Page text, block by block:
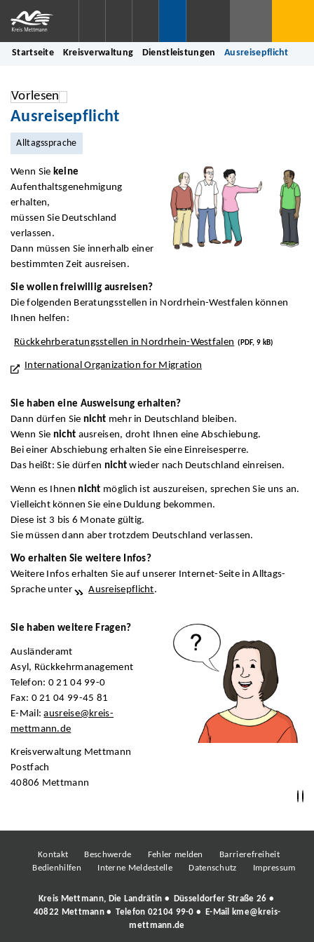
Startseite Kreisverwaltung Dienstleistungen Ausreisepflicht
Vorlesen
Ausreisepflicht
Alltagssprache
Wenn Sie keine
Aufenthaltsgenehmigung
erhalten,
müssen Sie Deutschland
verlassen.
Dann müssen Sie innerhalb einer
bestimmten Zeit ausreisen.
Sie wollen freiwillig ausreisen?
Die folgenden Beratungsstellen in Nordrhein-Westfalen können
Ihnen helfen:
Rückkehrberatungsstellen in Nordrhein-Westfalen (PDF, 9 kB)
International Organization for Migration
Sie haben eine Ausweisung erhalten?
Dann dürfen Sie nicht mehr in Deutschland bleiben.
Wenn Sie nicht ausreisen, droht Ihnen eine Abschiebung.
Bei einer Abschiebung erhalten Sie eine Einreisesperre.
Das heißt: Sie dürfen nicht wieder nach Deutschland einreisen.
Wenn es Ihnennicht möglich ist auszureisen, sprechen Sie uns an.
Vielleicht können Sie eine Duldung bekommen.
Diese ist 3 bis 6 Monate gültig.
Sie müssen dann aber trotzdem Deutschland verlassen.
Wo erhalten Sie weitere Infos?
Weitere Infos erhalten Sie auf unserer Internet-Seite in Alltags-
Sprache unter
Ausreisepflicht.
Sie haben weitere Fragen?
Ausländeramt
Asyl, Rückkehrmanagement
Telefon: 0 21 04 99-0
Fax: 0 21 04 99-45 81
E-Mail:ausreise@kreis-
mettmann.de
Kreisverwaltung Mettmann
Postfach
40806 Mettmann
Kontakt Beschwerde Fehler melden
Barrierefreiheit
Bedienhilfen
Interne Meldestelle Datenschutz Impressum
Kreis Mettmann, Die Landrätin • Düsseldorfer Straße 26 •
40822 Mettmann • Telefon 02104 99-0 • E-Mail
kme@kreis-
mettmann.de